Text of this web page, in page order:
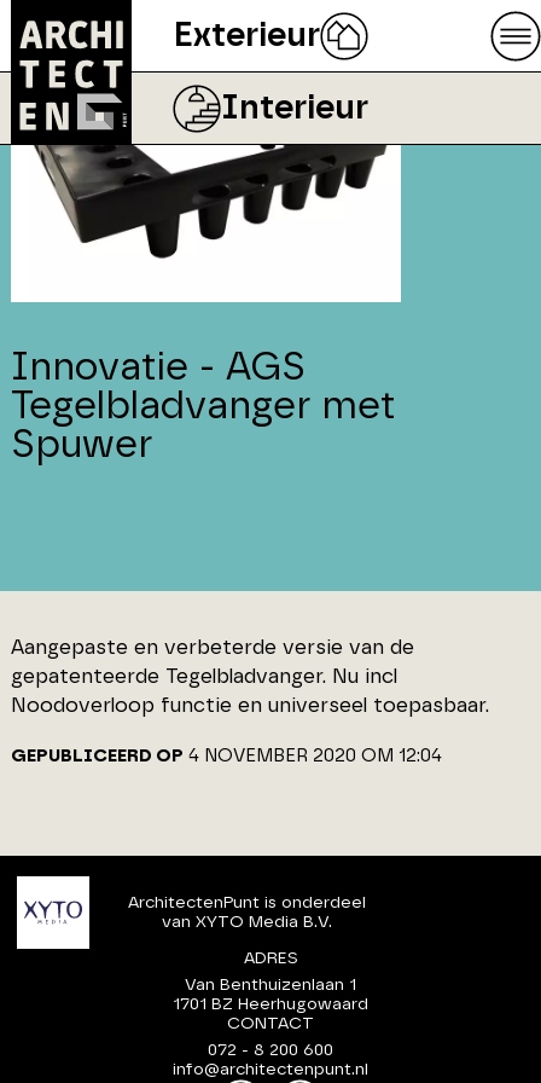
Exterieur
Interieur
Innovatie - AGS
Tegelbladvanger met
Spuwer
Aangepaste en verbeterde versie van de
gepatenteerde Tegelbladvanger. Nu incl
Noodoverloop functie en universeel toepasbaar.
GEPUBLICEERD OP 4 NOVEMBER 2020 OM 12:04
ArchitectenPunt is onderdeel
van XYTO Media B.V.
ADRES
Van Benthuizenlaan 1
1701 BZ Heerhugowaard
CONTACT
072 - 8 200 600
info@architectenpunt.nl